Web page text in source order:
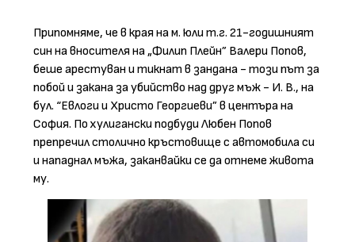
Припомняме, че в края на м. юли т.г. 21-годишният
син на вносителя на „Филип Плейн” Валери Попов,
беше арестуван и тикнат в зандана - този път за
побой и закана за убийство над друг мъж - И. В., на
бул. “Евлоги и Христо Георгиеви” в центъра на
София. По хулигански подбуди Любен Попов
препречил столично кръстовище с автомобила си
и нападнал мъжа, заканвайки се да отнеме живота
му.